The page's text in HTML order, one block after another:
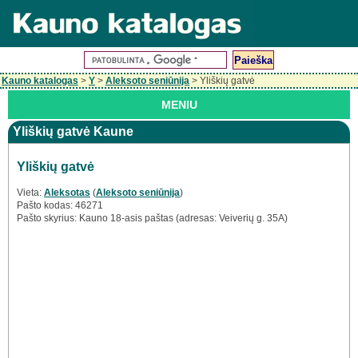
Kauno katalogas > Y > Aleksoto seniūnija > Yliškių gatvė
MENIU
Yliškių gatvė Kaune
Yliškių gatvė
Vieta: Aleksotas (Aleksoto seniūnija)
Pašto kodas: 46271
Pašto skyrius: Kauno 18-asis paštas (adresas: Veiverių g. 35A)